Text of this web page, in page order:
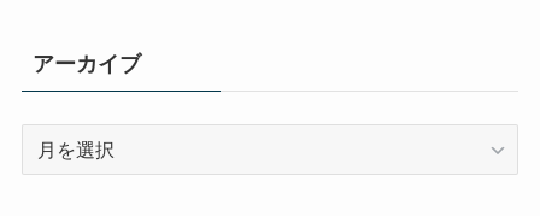
アーカイブ